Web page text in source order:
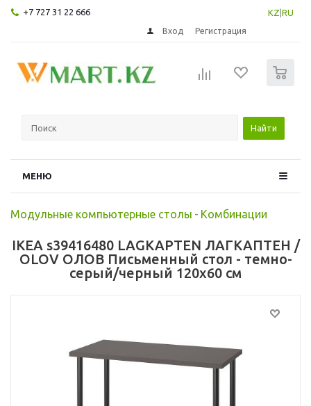
+7 727 31 22 666 KZ RU
Вход Регистрация
Найти
МЕНЮ
Модульные компьютерные столы - Комбинации
IKEA s39416480 LAGKAPTEN ЛАГКАПТЕН /
OLOV ОЛОВ Письменный стол - темно-
серый/черный 120x60 см